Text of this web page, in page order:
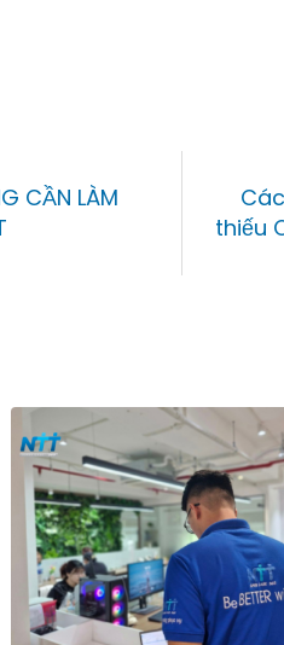
CẦN LÀM
thiếu